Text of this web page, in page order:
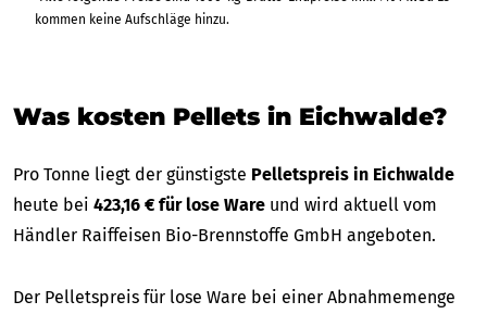
kommen keine Aufschläge hinzu.
Was kosten Pellets in Eichwalde?
Pro Tonne liegt der günstigste Pelletspreis in Eichwalde
heute bei 423,16 € für lose Ware und wird aktuell vom
Händler Raiffeisen Bio-Brennstoffe GmbH angeboten.
Der Pelletspreis für lose Ware bei einer Abnahmemenge